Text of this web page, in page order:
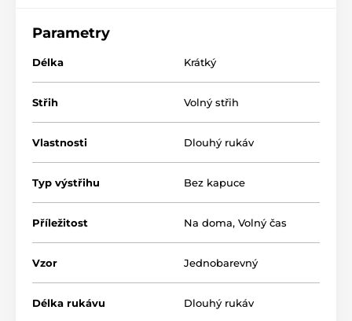
polyester, 3% elastan
Parametry
Délka Krátký
Střih Volný střih
Vlastnosti Dlouhý rukáv
Typ výstřihu Bez kapuce
Příležitost Na doma, Volný čas
Vzor Jednobarevný
Délka rukávu Dlouhý rukáv